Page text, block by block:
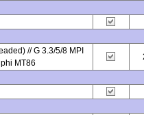
// G 3.3/5/8 MPI
MT86